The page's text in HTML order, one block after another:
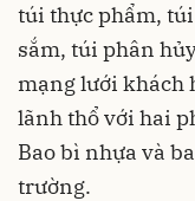
túi thực phẩm,
sắm, túi phân
mạng lưới khách
lãnh thổ với hai
Bao bì nhựa và
trường.